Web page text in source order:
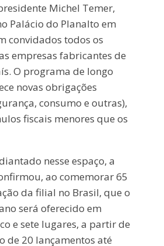
Michel Temer,
Palácio do Planalto em
convidados todos os
empresas fabricantes de
O programa de longo
novas obrigações
consumo e outras),
fiscais menores que os
nesse espaço, a
ao comemorar 65
da filial no Brasil, que o
será oferecido em
e sete lugares, a partir de
de 20 lançamentos até